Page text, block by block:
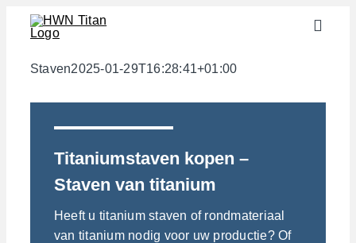
Skip
Toggle
Sectoren
Halffabricaten
Materialen
Services
Over ons
Staven2025-01-29T16:28:41+01:00
Titaniumstaven kopen –
Staven van titanium
Heeft u titanium staven of rondmateriaal
van titanium nodig voor uw productie? Of